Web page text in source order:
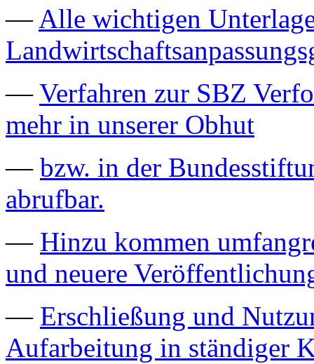
—Alle wichtigen
—Verfahren zur SBZ
mehr in unserer Obhut
— bzw. in der
abrufbar.
— Hinzu kommen
und neuere
— Erschließung und
Aufarbeitung in ständiger